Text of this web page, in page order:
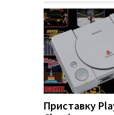
Приставку